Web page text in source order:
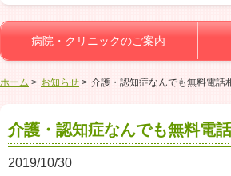
病院・クリニックのご案内
ホーム お知らせ 介護・認知症なんでも無料電話
介護・認知症なんでも無料電
2019/10/30